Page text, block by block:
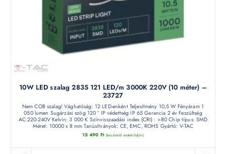
10W LED szalag 2835 121 LED/m 3000K 220V (10 méter) –
23727
Nem COB szalag! Vághatóság: 12 LED-enként Teljesítmény 10,5 W Fényáram 1
050 lumen Sugárzási szög 120 ° IP védettség IP 65 Garancia 2 év Feszültség
AC:220-240V Kelvin: 3 000 K Színvisszaadási index (CRI) : >80 Chip típus: SMD
Méret: 10000 x 8 mm Tanúsítványok: CE, EMC, ROHS Gyártó: V-TAC
15 490 Ft (készletről érdeklődjön)